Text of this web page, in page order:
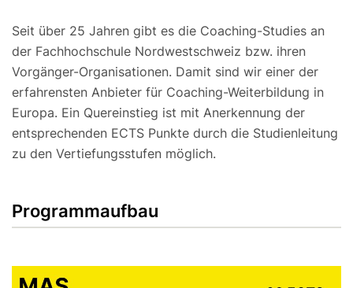
Seit über 25 Jahren gibt es die Coaching-Studies an
der Fachhochschule Nordwestschweiz bzw. ihren
Vorgänger-Organisationen. Damit sind wir einer der
erfahrensten Anbieter für Coaching-Weiterbildung in
Europa. Ein Quereinstieg ist mit Anerkennung der
entsprechenden ECTS Punkte durch die Studienleitung
zu den Vertiefungsstufen möglich.
Programmaufbau